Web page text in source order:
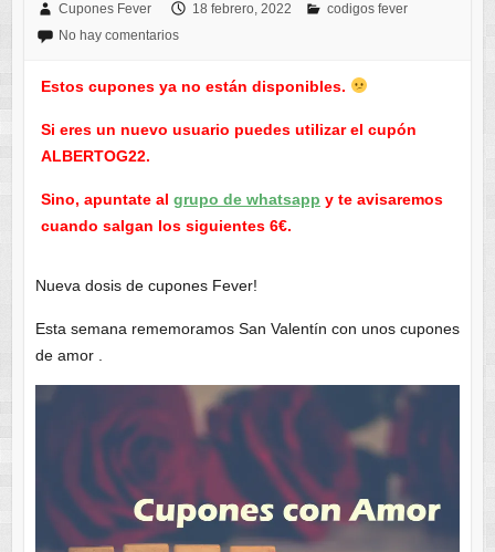
Cupones Fever 18 febrero, 2022
codigos fever
No hay comentarios
Estos cupones ya no están disponibles.
Si eres un nuevo usuario puedes utilizar el cupón
ALBERTOG22.
Sino, apuntate al grupo de whatsapp y te avisaremos
cuando salgan los siguientes 6€.
Nueva dosis de cupones Fever!
Esta semana rememoramos San Valentín con unos cupones
de amor .